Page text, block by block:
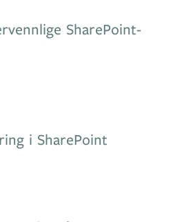
SharePoint-
i SharePoint